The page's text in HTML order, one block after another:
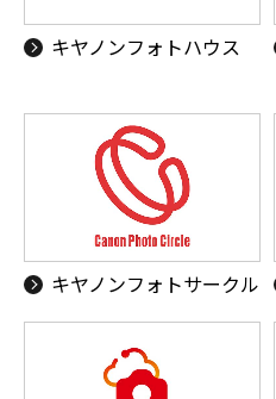
キヤノンフォトハウス
キヤノンフォトサークル